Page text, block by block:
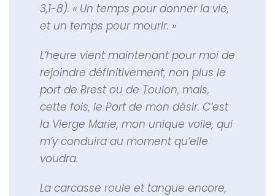
3,1-8). « Un temps pour donner la vie,
et un temps pour mourir. »
L’heure vient maintenant pour moi de
rejoindre définitivement, non plus le
port de Brest ou de Toulon, mais,
cette fois, le Port de mon désir. C’est
la Vierge Marie, mon unique voile, qui
m’y conduira au moment qu’elle
voudra.
La carcasse roule et tangue encore,